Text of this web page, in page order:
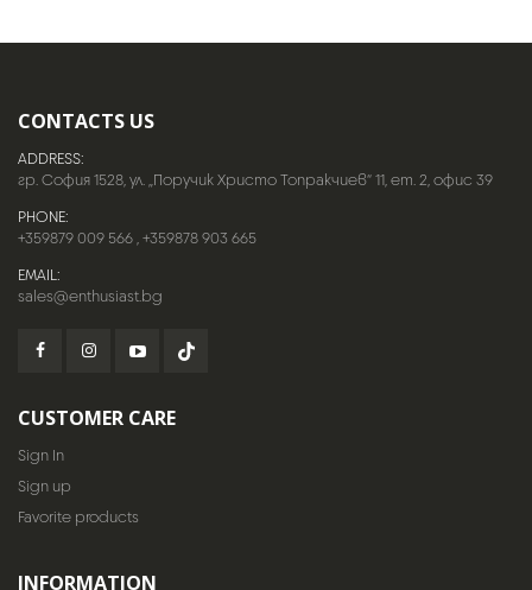
CONTACTS US
ADDRESS:
гр. София 1528, ул. „Поручик Христо Топракчиев“ 11, ет. 2, офис 39
PHONE:
+359879 009 566,+359878 903 665
EMAIL:
sales@enthusiast.bg
CUSTOMER CARE
Sign In
Sign up
Favorite products
INFORMATION